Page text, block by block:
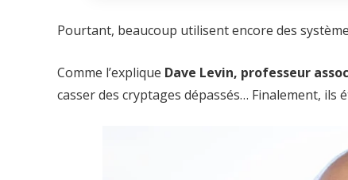
Pourtant, beaucoup utilisent encore des
Comme l’explique Dave Levin, professeur
casser des cryptages dépassés… Finalement, ils